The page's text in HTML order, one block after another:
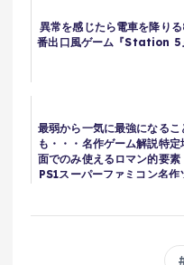
異常を感じたら電車を降り
番出口風ゲーム『Station 5
最弱から一気に最強になるこ
も・・・名作ゲーム解説特定
面でのみ使えるロマン的要素
PS1スーパーファミコン名作